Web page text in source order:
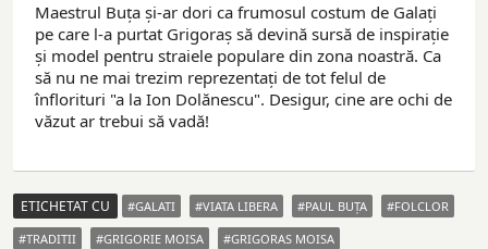
Maestrul Buța și-ar dori ca frumosul costum de Galați
pe care l-a purtat Grigoraș să devină sursă de inspirație
și model pentru straiele populare din zona noastră. Ca
să nu ne mai trezim reprezentați de tot felul de
înflorituri "a la Ion Dolănescu". Desigur, cine are ochi de
văzut ar trebui să vadă!
ETICHETAT CU GALATI VIATA LIBERA PAUL BUŢA
FOLCLOR
TRADITII
GRIGORIE MOISA
GRIGORAS MOISA